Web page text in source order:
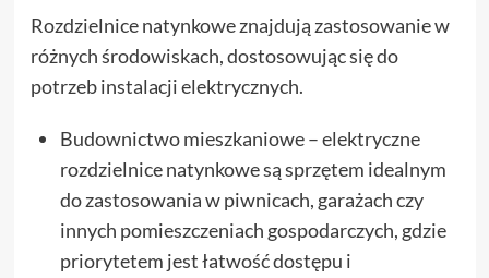
Rozdzielnice natynkowe znajdują zastosowanie w
różnych środowiskach, dostosowując się do
potrzeb instalacji elektrycznych.
Budownictwo mieszkaniowe – elektryczne
rozdzielnice natynkowe są sprzętem idealnym
do zastosowania w piwnicach, garażach czy
innych pomieszczeniach gospodarczych, gdzie
priorytetem jest łatwość dostępu i